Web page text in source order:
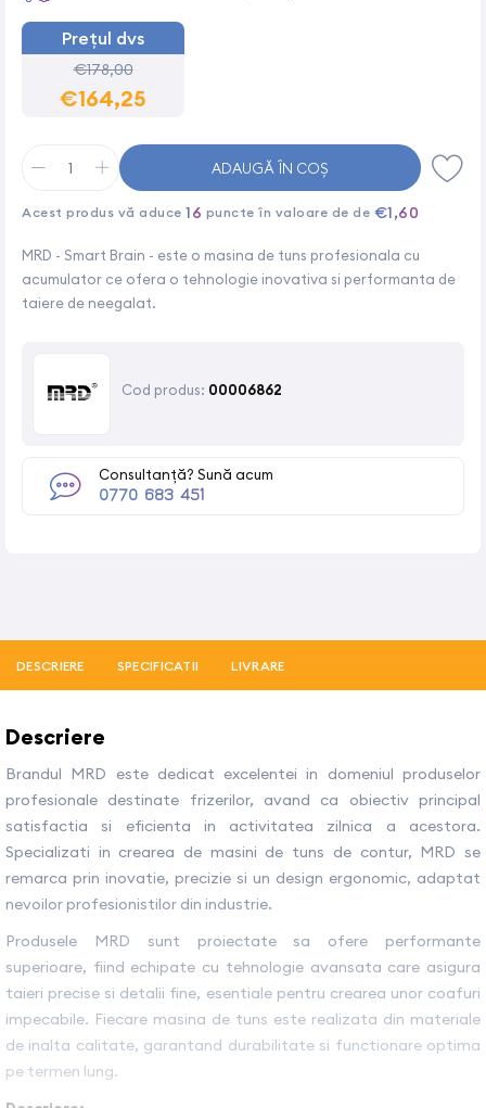
MRD - Smart Brain - este o masina de tuns profesionala cu
acumulator ce ofera o tehnologie inovativa si performanta de
taiere de neegalat.
Cod produs: 00006862
Consultanță? Sună acum
0770 683 451
Prețul dvs
€178,00
€164,25
ADAUGĂ ÎN COȘ
Acest produs vă aduce 16 puncte în valoare de de €1,60
DESCRIERE SPECIFICATII LIVRARE
Descriere
Brandul MRD este dedicat excelentei in domeniul produselor
profesionale destinate frizerilor, avand ca obiectiv principal
satisfactia si eficienta in activitatea zilnica a acestora.
Specializati in crearea de masini de tuns de contur, MRD se
remarca prin inovatie, precizie si un design ergonomic, adaptat
nevoilor profesionistilor din industrie.
Produsele MRD sunt proiectate sa ofere performante
superioare, fiind echipate cu tehnologie avansata care asigura
taieri precise si detalii fine, esentiale pentru crearea unor coafuri
impecabile. Fiecare masina de tuns este realizata din materiale
de inalta calitate, garantand durabilitate si functionare optima
pe termen lung.